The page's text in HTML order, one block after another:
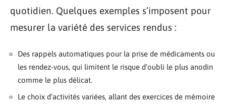
quotidien. Quelques exemples s’imposent pour
mesurer la variété des services rendus :
Des rappels automatiques pour la prise de médicaments ou
les rendez-vous, qui limitent le risque d’oubli le plus anodin
comme le plus délicat.
Le choix d’activités variées, allant des exercices de mémoire